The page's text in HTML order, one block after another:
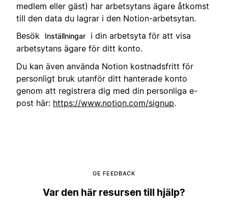
medlem eller gäst) har arbetsytans ägare åtkomst
till den data du lagrar i den Notion-arbetsytan.
Besök
Inställningar
i din arbetsyta för att visa
arbetsytans ägare för ditt konto.
Du kan även använda Notion kostnadsfritt för
personligt bruk utanför ditt hanterade konto
genom att registrera dig med din personliga e-
post här: https://www.notion.com/signup.
GE FEEDBACK
Var den här resursen till hjälp?